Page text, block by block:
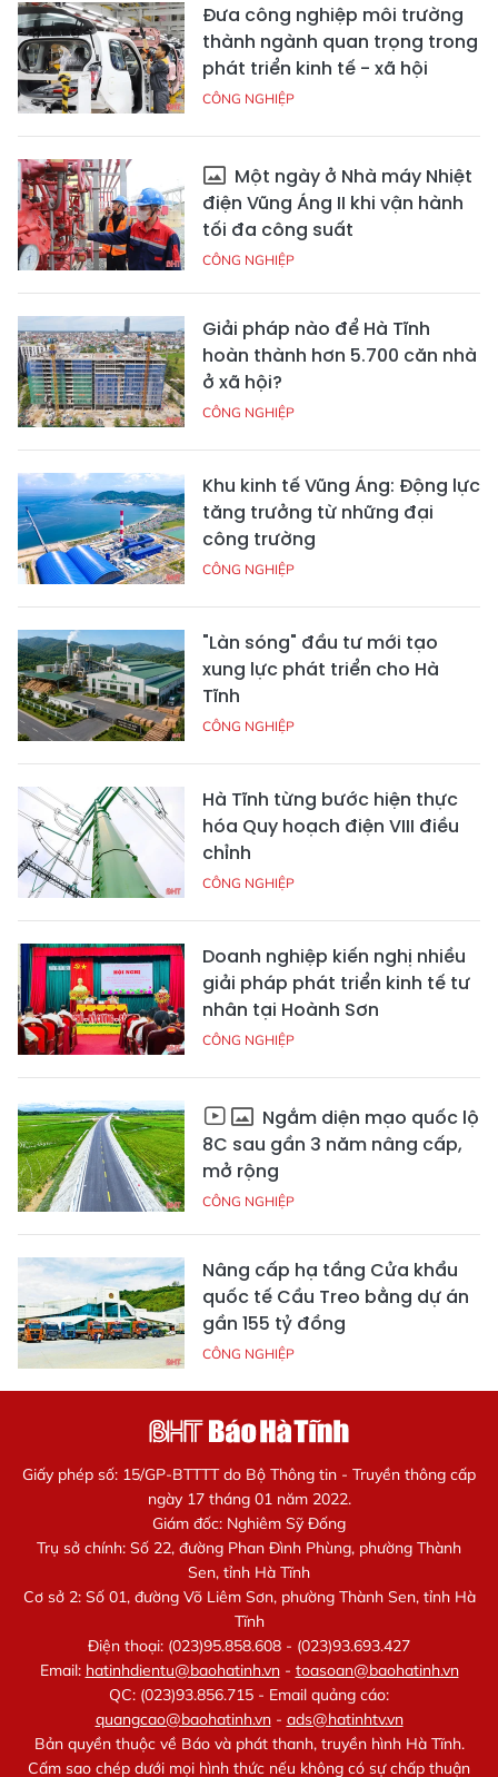
Đưa công nghiệp môi trường
thành ngành quan trọng trong
phát triển kinh tế - xã hội
CÔNG NGHIỆP
Một ngày ở Nhà máy Nhiệt
điện Vũng Áng II khi vận hành
tối đa công suất
CÔNG NGHIỆP
Giải pháp nào để Hà Tĩnh
hoàn thành hơn 5.700 căn nhà
ở xã hội?
CÔNG NGHIỆP
Khu kinh tế Vũng Áng: Động lực
tăng trưởng từ những đại
công trường
CÔNG NGHIỆP
"Làn sóng" đầu tư mới tạo
xung lực phát triển cho Hà
Tĩnh
CÔNG NGHIỆP
Hà Tĩnh từng bước hiện thực
hóa Quy hoạch điện VIII điều
chỉnh
CÔNG NGHIỆP
Doanh nghiệp kiến nghị nhiều
giải pháp phát triển kinh tế tư
nhân tại Hoành Sơn
CÔNG NGHIỆP
Ngắm diện mạo quốc lộ
8C sau gần 3 năm nâng cấp,
mở rộng
CÔNG NGHIỆP
Nâng cấp hạ tầng Cửa khẩu
quốc tế Cầu Treo bằng dự án
gần 155 tỷ đồng
CÔNG NGHIỆP
Giấy phép số: 15/GP-BTTTT do Bộ Thông tin - Truyền thông cấp
ngày 17 tháng 01 năm 2022.
Giám đốc: Nghiêm Sỹ Đống
Trụ sở chính: Số 22, đường Phan Đình Phùng, phường Thành
Sen, tỉnh Hà Tĩnh
Cơ sở 2: Số 01, đường Võ Liêm Sơn, phường Thành Sen, tỉnh Hà
Tĩnh
Điện thoại: (023)95.858.608 - (023)93.693.427
Email: hatinhdientu@baohatinh.vn- toasoan@baohatinh.vn
QC: (023)93.856.715 - Email quảng cáo:
quangcao@baohatinh.vn- ads@hatinhtv.vn
Bản quyền thuộc về Báo và phát thanh, truyền hình Hà Tĩnh.
Cấm sao chép dưới mọi hình thức nếu không có sự chấp thuận